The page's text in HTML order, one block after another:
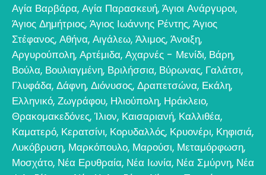
Αγία Βαρβάρα, Αγία Παρασκευή, Άγιοι Ανάργυροι,
Άγιος Δημήτριος, Άγιος Ιωάννης Ρέντης, Άγιος
Στέφανος, Αθήνα, Αιγάλεω, Άλιμος, Άνοιξη,
Αργυρούπολη, Αρτέμιδα, Αχαρνές - Μενίδι, Βάρη,
Βούλα, Βουλιαγμένη, Βριλήσσια, Βύρωνας, Γαλάτσι,
Γλυφάδα, Δάφνη, Διόνυσος, Δραπετσώνα, Εκάλη,
Ελληνικό, Ζωγράφου, Ηλιούπολη, Ηράκλειο,
Θρακομακεδόνες,Ίλιον, Καισαριανή, Καλλιθέα,
Καματερό, Κερατσίνι, Κορυδαλλός, Κρυονέρι, Κηφισιά,
Λυκόβρυση, Μαρκόπουλο, Μαρούσι, Μεταμόρφωση,
Μοσχάτο, Νέα Ερυθραία, Νέα Ιωνία, Νέα Σμύρνη, Νέα